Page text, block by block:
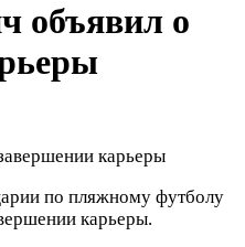
объявил о
по пляжному футболу
карьеры.